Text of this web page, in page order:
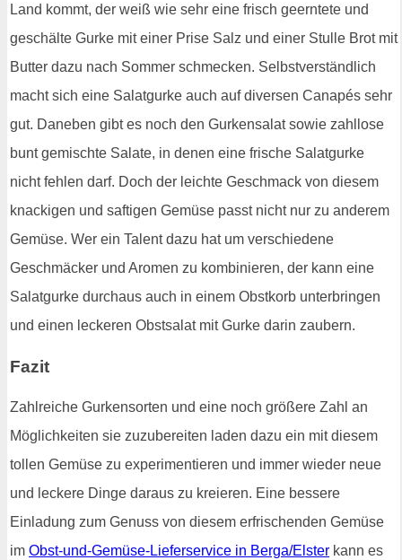
Land kommt, der weiß wie sehr eine frisch geerntete und
geschälte Gurke mit einer Prise Salz und einer Stulle Brot mit
Butter dazu nach Sommer schmecken. Selbstverständlich
macht sich eine Salatgurke auch auf diversen Canapés sehr
gut. Daneben gibt es noch den Gurkensalat sowie zahllose
bunt gemischte Salate, in denen eine frische Salatgurke
nicht fehlen darf. Doch der leichte Geschmack von diesem
knackigen und saftigen Gemüse passt nicht nur zu anderem
Gemüse. Wer ein Talent dazu hat um verschiedene
Geschmäcker und Aromen zu kombinieren, der kann eine
Salatgurke durchaus auch in einem Obstkorb unterbringen
und einen leckeren Obstsalat mit Gurke darin zaubern.
Fazit
Zahlreiche Gurkensorten und eine noch größere Zahl an
Möglichkeiten sie zuzubereiten laden dazu ein mit diesem
tollen Gemüse zu experimentieren und immer wieder neue
und leckere Dinge daraus zu kreieren. Eine bessere
Einladung zum Genuss von diesem erfrischenden Gemüse
im Obst-und-Gemüse-Lieferservice in Berga/Elster kann es